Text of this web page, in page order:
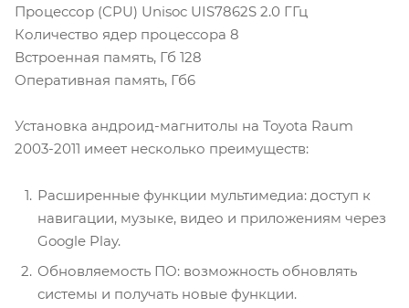
Процессор (CPU) Unisoc UIS7862S 2.0 ГГц
Количество ядер процессора 8
Встроенная память, Гб 128
Оперативная память, Гб6
Установка андроид-магнитолы на Toyota Raum
2003-2011 имеет несколько преимуществ:
Расширенные функции мультимедиа: доступ к
навигации, музыке, видео и приложениям через
Google Play.
Обновляемость ПО: возможность обновлять
системы и получать новые функции.